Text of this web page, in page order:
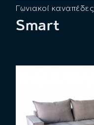
Γωνιακοί καναπέδες
Smart